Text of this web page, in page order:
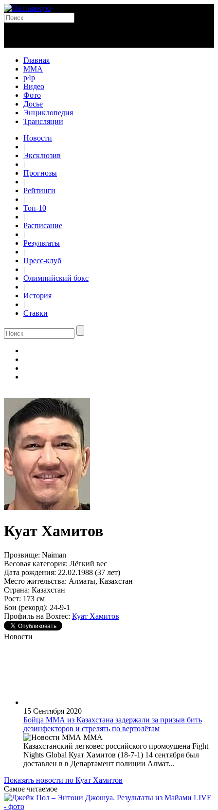
Главная
MMA
p4p
Видео
Фото
Досье
Энциклопедия
Трансляции
Новости
|
Эксклюзив
|
Прогнозы
|
Рейтинги
|
Топ-10
|
Расписание
|
Результаты
|
Пресс-клуб
|
Олимпийский бокс
|
История
|
Ставки
Куат Хамитов
Прозвище: Naiman
Весовая категория: Лёгкий вес
Дата рождения: 22.02.1988 (37 лет)
Место жительства: Алматы, Казахстан
Страна: Казахстан
Рост: 173 см
Бои (рекорд): 24-9-1
Профиль на Boxrec: Куат Хамитов
Новости
15 Сентября 2020
Бойца ММА из Казахстана задержали за призыв бить
дезинфекторов и стрелять по вертолётам
MMA
Казахстанский легковес российского промоушена Fight
Nights Global Куат Хамитов (18-7-1) 14 сентября был
доставлен в в Департамент полиции Алмат...
Показать новости по Куат Хамитов
Самое читаемое